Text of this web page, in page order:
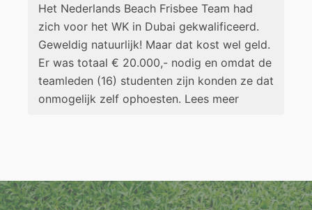
Het Nederlands Beach Frisbee Team had
zich voor het WK in Dubai gekwalificeerd.
Geweldig natuurlijk! Maar dat kost wel geld.
Er was totaal € 20.000,- nodig en omdat de
teamleden (16) studenten zijn konden ze dat
onmogelijk zelf ophoesten. Lees meer